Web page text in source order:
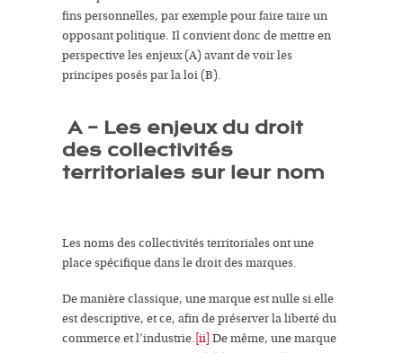
fins personnelles, par exemple pour faire taire un
opposant politique. Il convient donc de mettre en
perspective les enjeux (A) avant de voir les
principes posés par la loi (B).
A – Les enjeux du droit
des collectivités
territoriales sur leur nom
Les noms des collectivités territoriales ont une
place spécifique dans le droit des marques.
De manière classique, une marque est nulle si elle
est descriptive, et ce, afin de préserver laliberté du
commerce et l’industrie.[ii] De même, une marque